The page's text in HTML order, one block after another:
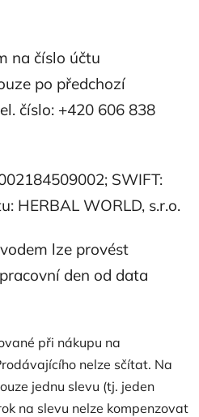
na číslo účtu
po předchozí
číslo: +420 606 838
SWIFT:
HERBAL WORLD, s.r.o.
lze provést
den od data
při nákupu na
nelze sčítat. Na
jednu slevu (tj. jeden
na slevu nelze kompenzovat